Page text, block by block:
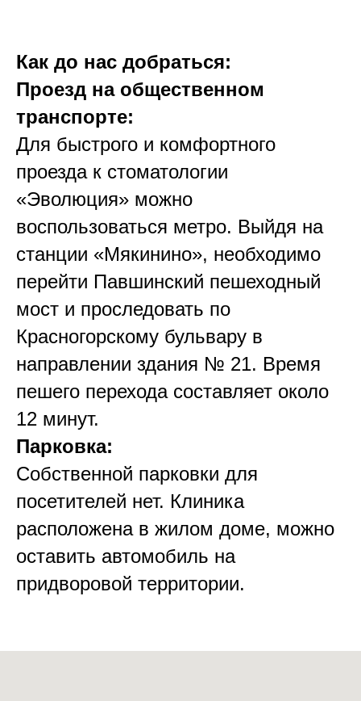
Как до нас добраться:
Проезд на общественном
транспорте:
Для быстрого и комфортного
проезда к стоматологии
«Эволюция» можно
воспользоваться метро. Выйдя на
станции «Мякинино», необходимо
перейти Павшинский пешеходный
мост и проследовать по
Красногорскому бульвару в
направлении здания № 21. Время
пешего перехода составляет около
12 минут.
Парковка:
Собственной парковки для
посетителей нет. Клиника
расположена в жилом доме, можно
оставить автомобиль на
придворовой территории.